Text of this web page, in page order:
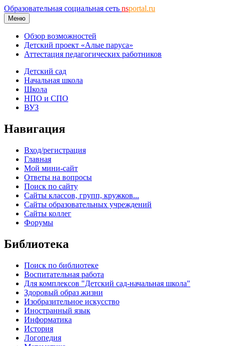
Образовательная социальная сеть nsportal.ru
Меню
Обзор возможностей
Детский проект «Алые паруса»
Аттестация педагогических работников
Детский сад
Начальная школа
Школа
НПО и СПО
ВУЗ
Навигация
Вход/регистрация
Главная
Мой мини-сайт
Ответы на вопросы
Поиск по сайту
Сайты классов, групп, кружков...
Сайты образовательных учреждений
Сайты коллег
Форумы
Библиотека
Поиск по библиотеке
Воспитательная работа
Для комплексов "Детский сад-начальная школа"
Здоровый образ жизни
Изобразительное искусство
Иностранный язык
Информатика
История
Логопедия